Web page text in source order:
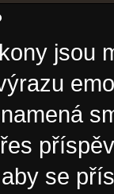
jsou
se